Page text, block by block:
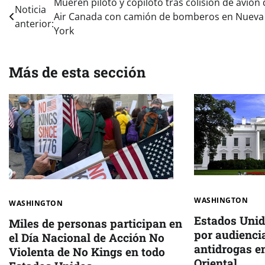
Navegación
de
Noticia
anterior:
Air Canada con camión de bomberos en Nueva
York
Más de esta sección
WASHINGTON
Miles de personas participan en
el Día Nacional de Acción No
Violenta de No Kings en todo
WASHINGTON
Estados
por
antidrogas